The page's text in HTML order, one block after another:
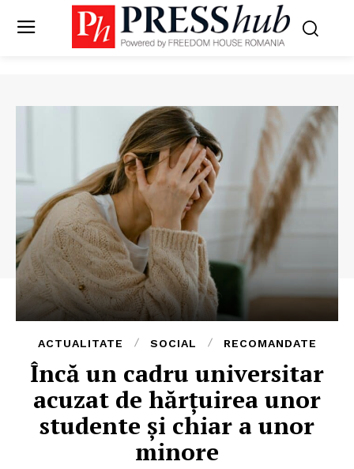
ACTUALITATE SOCIAL RECOMANDATE
Încă un cadru universitar
acuzat de hărțuirea unor
studente și chiar a unor
minore